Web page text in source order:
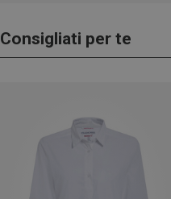
Consigliati per te